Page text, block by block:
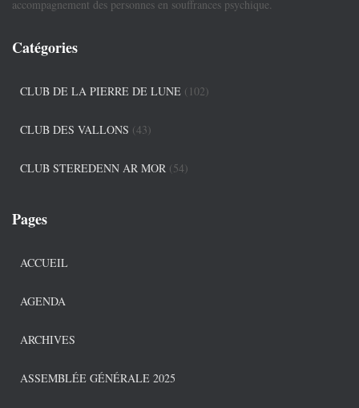
accompagnement des personnes en souffrances psychique.
Catégories
CLUB DE LA PIERRE DE LUNE (102)
CLUB DES VALLONS (43)
CLUB STEREDENN AR MOR (54)
Pages
ACCUEIL
AGENDA
ARCHIVES
ASSEMBLÉE GÉNÉRALE 2025